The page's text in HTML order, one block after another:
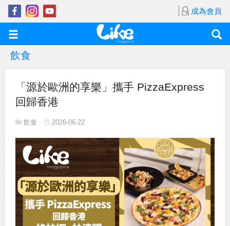
成為會員
飲食
「源於歐洲的享樂」攜手 PizzaExpress
回歸香港
飲食 2026-06-22